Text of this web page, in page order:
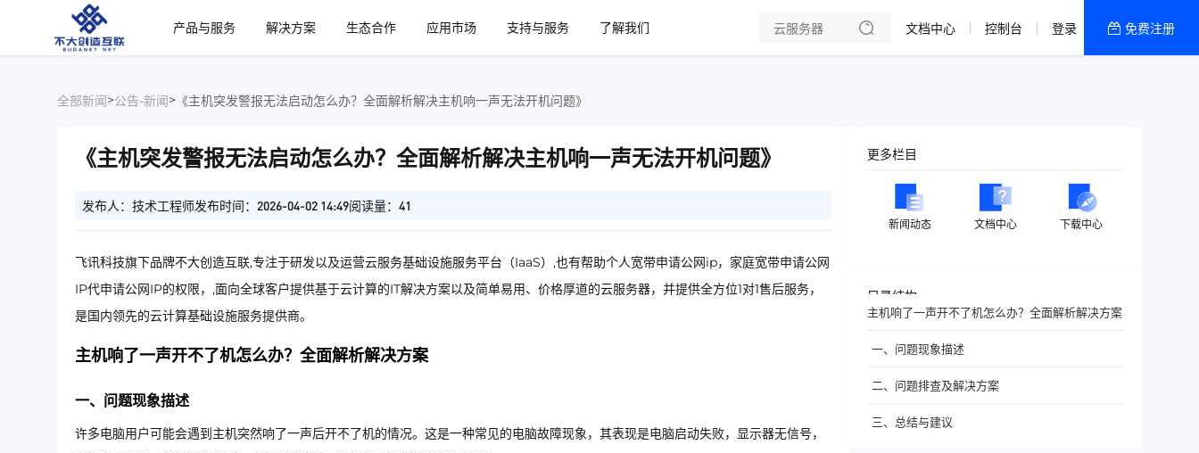
产品与服务
解决方案 生态合作 应用市场 支持与服务
了解我们
文档中心 控制台 登录 免费注册
全部新闻>公告-新闻> 《主机突发警报无法启动怎么办？全面解析解决主机响一声无法开机问题》
《主机突发警报无法启动怎么办？全面解析解决主机响一声无法开机问题》
发布人：技术工程师发布时间：2026-04-02 14:49阅读量：41
飞讯科技旗下品牌不大创造互联,专注于研发以及运营云服务基础设施服务平台（IaaS）,也有帮助个人宽带申请公网ip，家庭宽带申请公网
IP代申请公网IP的权限，,面向全球客户提供基于云计算的IT解决方案以及简单易用、价格厚道的云服务器，并提供全方位1对1售后服务，
是国内领先的云计算基础设施服务提供商。
主机响了一声开不了机怎么办？全面解析解决方案
一、问题现象描述
许多电脑用户可能会遇到主机突然响了一声后开不了机的情况。这是一种常见的电脑故障现象，其表现是电脑启动失败，显示器无信号，
更多栏目
新闻动态 文档中心 下载中心
目录结构
主机响了一声开不了机怎么办？全面解析解决方案
一、问题现象描述
二、问题排查及解决方案
三、总结与建议